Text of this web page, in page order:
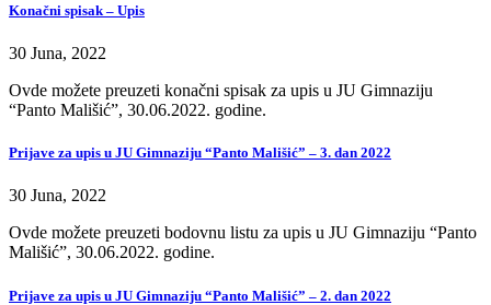
Konačni spisak – Upis
30 Juna, 2022
Ovde možete preuzeti konačni spisak za upis u JU Gimnaziju
“Panto Mališić”, 30.06.2022. godine.
Prijave za upis u JU Gimnaziju “Panto Mališić” – 3. dan 2022
30 Juna, 2022
Ovde možete preuzeti bodovnu listu za upis u JU Gimnaziju “Panto
Mališić”, 30.06.2022. godine.
Prijave za upis u JU Gimnaziju “Panto Mališić” – 2. dan 2022